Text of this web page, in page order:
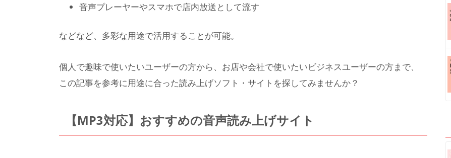
音声プレーヤーやスマホで店内放送として流す
などなど、多彩な用途で活用することが可能。
個人で趣味で使いたいユーザーの方から、お店や会社で使いたいビジネスユーザーの方まで、
この記事を参考に用途に合った読み上げソフト・サイトを探してみませんか？
【MP3対応】おすすめの音声読み上げサイト